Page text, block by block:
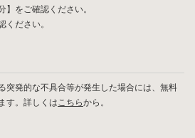
】をご確認ください。
ください。
突発的な不具合等が発生した場合には、無料
す。詳しくはこちらから。